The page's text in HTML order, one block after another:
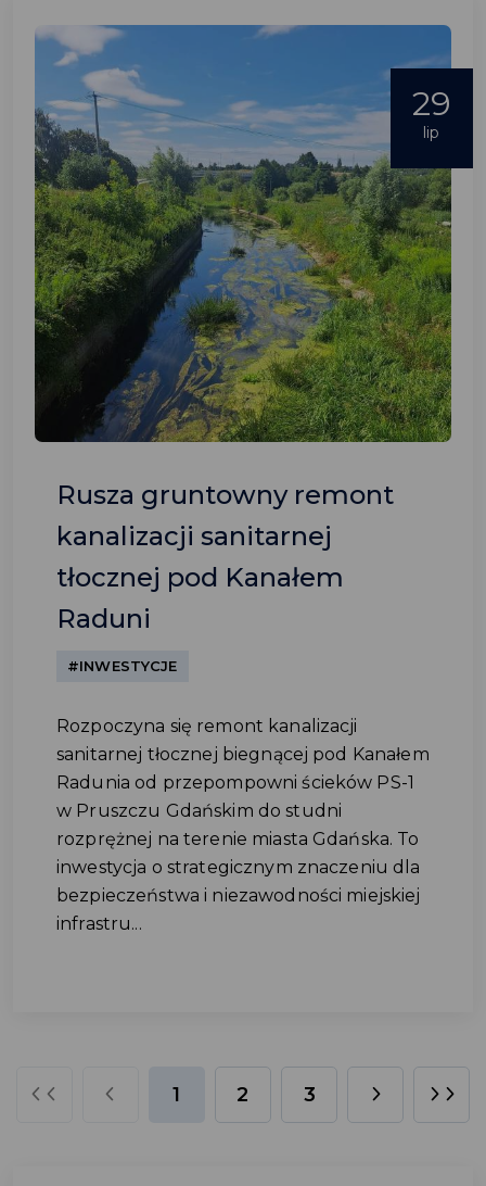
29
lip
Rusza gruntowny remont
kanalizacji sanitarnej
tłocznej pod Kanałem
Raduni
#INWESTYCJE
Rozpoczyna się remont kanalizacji
sanitarnej tłocznej biegnącej pod Kanałem
Radunia od przepompowni ścieków PS-1
w Pruszczu Gdańskim do studni
rozprężnej na terenie miasta Gdańska. To
inwestycja o strategicznym znaczeniu dla
bezpieczeństwa i niezawodności miejskiej
infrastru...
1 2 3